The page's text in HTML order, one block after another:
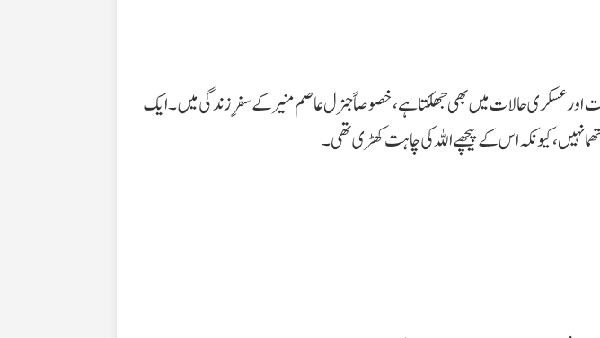
اور عسکری حالات میں بھی جھلکتا ہے، خصوصاً جنرل عاصم منیر کے سفرِ زندگی میں۔ ایک
نہیں، کیونکہ اس کے پیچھے اللہ کی چاہت کھڑی تھی۔